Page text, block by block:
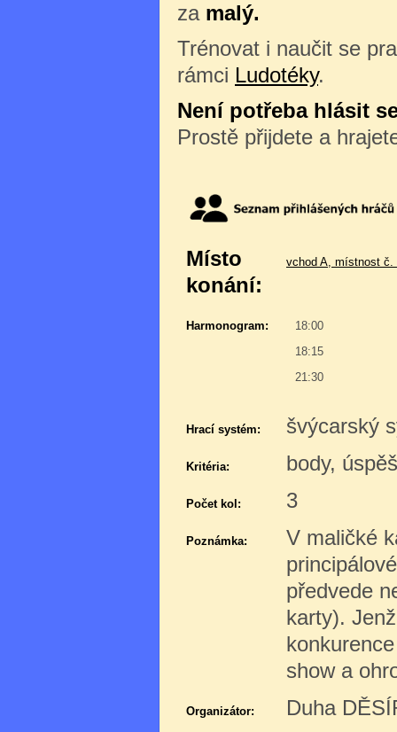
za malý.
Trénovat i naučit se
rámci Ludotéky.
Není potřeba hlásit
Prostě přijdete a
Místo
konání:
vchod A, místnost č.
Harmonogram:
18:00
18:15
21:30
Hrací systém: švýcarský
Kritéria: body,
Počet kol: 3
Poznámka:
V maličké
předvede
karty).
show a
Organizátor: Duha